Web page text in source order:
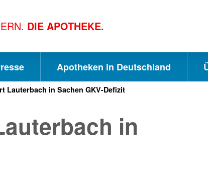
DIE APOTHEKE.
Apotheken in Deutschland
Lauterbach in Sachen GKV-Defizit
in
S
S
S